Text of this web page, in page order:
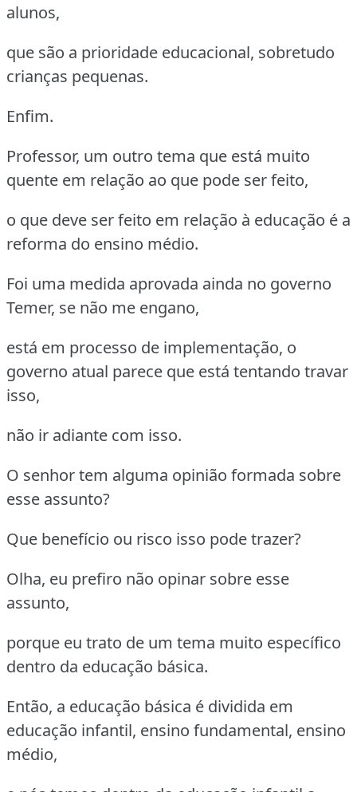
alunos,
que são a prioridade educacional, sobretudo
crianças pequenas.
Enfim.
Professor, um outro tema que está muito
quente em relação ao que pode ser feito,
o que deve ser feito em relação à educação é a
reforma do ensino médio.
Foi uma medida aprovada ainda no governo
Temer, se não me engano,
está em processo de implementação, o
governo atual parece que está tentando travar
isso,
não ir adiante com isso.
O senhor tem alguma opinião formada sobre
esse assunto?
Que benefício ou risco isso pode trazer?
Olha, eu prefiro não opinar sobre esse
assunto,
porque eu trato de um tema muito específico
dentro da educação básica.
Então, a educação básica é dividida em
educação infantil, ensino fundamental, ensino
médio,